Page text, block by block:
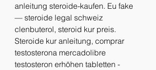
anleitung steroide-kaufen. Eu fake
— steroide legal schweiz
clenbuterol, steroid kur preis.
Steroide kur anleitung, comprar
testosterona mercadolibre
testosteron erhöhen tabletten -